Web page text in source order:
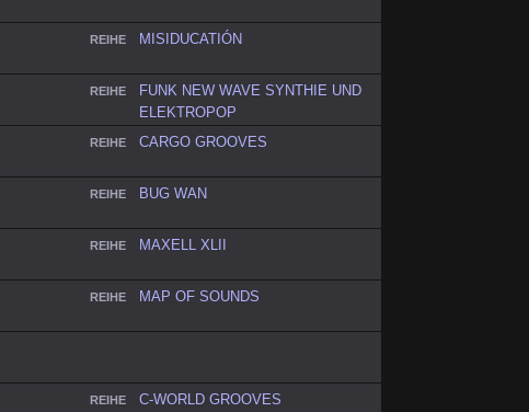
REIHE MISIDUCATIÓN
REIHE
FUNK NEW WAVE SYNTHIE UND
ELEKTROPOP
REIHE CARGO GROOVES
REIHE BUG WAN
REIHE MAXELL XLII
REIHE MAP OF SOUNDS
REIHE C-WORLD GROOVES